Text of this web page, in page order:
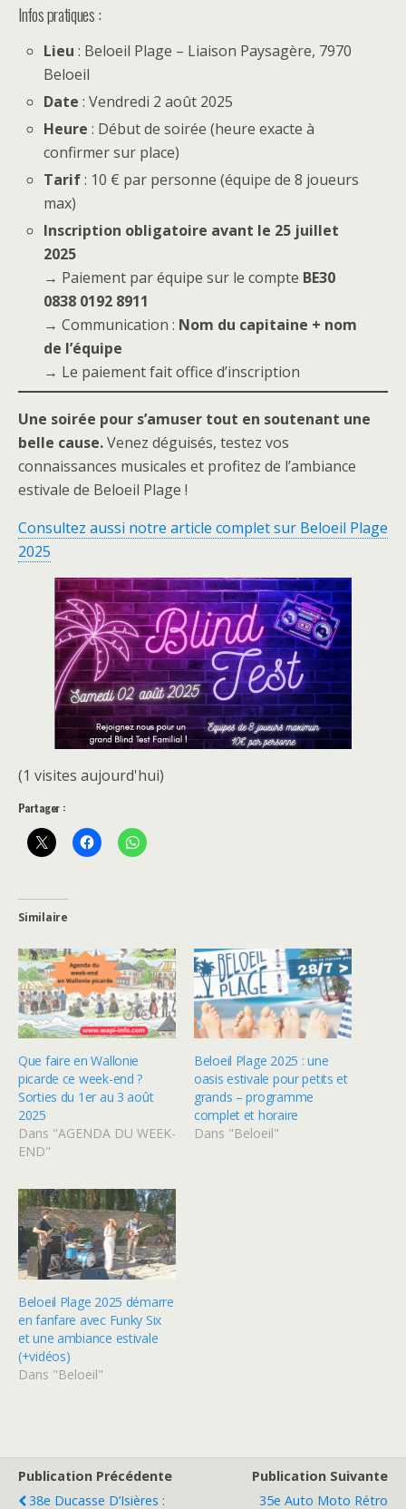
Infos pratiques :
Lieu : Beloeil Plage – Liaison Paysagère, 7970
Beloeil
Date : Vendredi 2 août 2025
Heure : Début de soirée (heure exacte à
confirmer sur place)
Tarif: 10 € par personne (équipe de 8 joueurs
max)
Inscription obligatoire avant le 25 juillet
2025
→ Paiement par équipe sur le compte BE30
0838 0192 8911
→ Communication : Nom du capitaine + nom
de l’équipe
→ Le paiement fait office d’inscription
Une soirée pour s’amuser tout en soutenant une
belle cause.Venez déguisés, testez vos
connaissances musicales et profitez de l’ambiance
estivale de Beloeil Plage !
Consultez aussi notre article complet sur Beloeil Plage
2025
(1 visites aujourd'hui)
Partager :
Similaire
Que faire en Wallonie
picarde ce week-end ?
Sorties du 1er au 3 août
2025
Dans "AGENDA DU WEEK-
END"
Beloeil Plage 2025 : une
oasis estivale pour petits et
grands – programme
complet et horaire
Dans "Beloeil"
Beloeil Plage 2025 démarre
en fanfare avec Funky Six
et une ambiance estivale
(+vidéos)
Dans "Beloeil"
Publication Précédente
38e Ducasse D’Isières :
Publication Suivante
35e Auto Moto Rétro